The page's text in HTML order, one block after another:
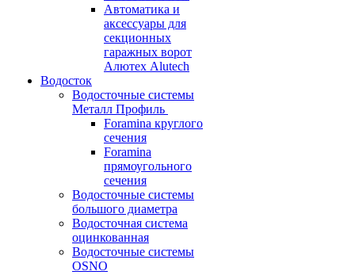
Автоматика и
аксессуары для
секционных
гаражных ворот
Алютех Alutech
Водосток
Водосточные системы
Металл Профиль
Foramina круглого
сечения
Foramina
прямоугольного
сечения
Водосточные системы
большого диаметра
Водосточная система
оцинкованная
Водосточные системы
OSNO